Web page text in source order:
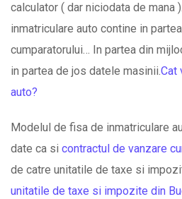
calculator ( dar niciodata de mana
inmatriculare auto contine in
cumparatorului… In partea din
in partea de jos datele masinii.Cat
auto?
Modelul de fisa de inmatriculare
date ca si contractul de vanzare
de catre unitatile de taxe si
unitatile de taxe si impozite din